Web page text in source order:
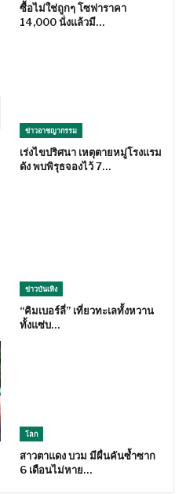
ซื้อไม่ใช่ถูกๆ โซฟาราคา
14,000 นั่งแล้วมี…
ข่าวอาชญากรรม
เร่งไขปริศนา เหตุตายหมู่โรงแรม
ดัง พบพิรุธจองไว้ 7…
ข่าวบันเทิง
“คิมเบอร์ลี่” เที่ยวทะเลทั้งหวาน
ทั้งแซ่บ…
โลก
สาวตาแดง บวม มีผื่นคันซ้ำซาก
6 เดือนไม่หาย…